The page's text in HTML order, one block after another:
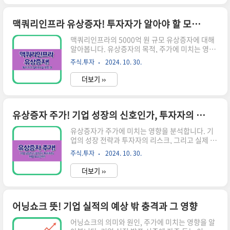
행 주식 수: 1156만주주당 예상 발행가: 3만 8950
원 (11월 27일 최종 확정 예정)기존 주주 배정 비
율: 1주당 0.1995669914주청약 일정: 12월 2일
부터 기존 주주 청약 시작자금 사용 계획시설자금
(공장 준공): 3502억 원채무상환자금: 1000억 원
유상증자의 목적과 필요성금양이 이번 유상증자..
맥쿼리인프라 유상증자! 투자자가 알아야 할 모든 것
맥쿼리인프라의 5000억 원 규모 유상증자에 대해
알아봅니다. 유상증자의 목적, 주가에 미치는 영향,
투자자들의 대응 전략 등을 상세히 설명하여 투자
결정에 도움을 드립니다.맥쿼리인프라 유상증자
개요 맥쿼리인프라는 최근 5000억 원 규모의 유상
증자를 결정했습니다.이는 기업의 성장과 발전을
43,146,638주 (기존 발행 주식의 9.9%)주당 발행
가: 11,810원할인율: 2.8%납입일: 2023년 10월
15일유상증자의 목적맥쿼리인프라는 이번 유상증
자를 통해 다음과 같은 목적을 달성하고자 합니다
자본 확충차입 한도 증가신규 투자 자금 확보 유상
증자 뜻! 기업의 자금 조달 방법과 주주에 미치는
영향유상증자..
주식.투자 2024. 10. 30.
더보기 ››
유상증자 주가! 기업 성장의 신호인가, 투자자의 위험 요소인가?
유상증자가 주가에 미치는 영향을 분석합니다. 기
업의 성장 전략과 투자자의 리스크, 그리고 실제 사
례를 통해 유상증자와 주가 변동의 관계를 쉽게 이
해할 수 있습니다.유상증자의 개념과 목적 유상증
자는 기업이 새로운 주식을 발행하여 자금을 조달
하는 방법입니다.이는 기업의 성장과 발전을 위한
운 시장에 진출하거나 생산 설비를 확충하는 데 필
요한 자금을 마련할 수 있습니다.이는 기업의 규모
를 키우고 경쟁력을 강화하는 데 도움이 됩니다.2.
주식.투자 2024. 10. 30.
더보기 ››
어닝쇼크 뜻! 기업 실적의 예상 밖 충격과 그 영향
어닝쇼크의 의미와 원인, 주가에 미치는 영향을 알